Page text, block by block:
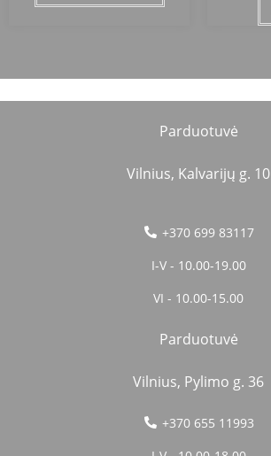
Parduotuvė
Vilnius, Kalvarijų g. 10
+370 699 83117
I-V - 10.00-19.00
VI - 10.00-15.00
Parduotuvė
Vilnius, Pylimo g. 36
+370 655 11993